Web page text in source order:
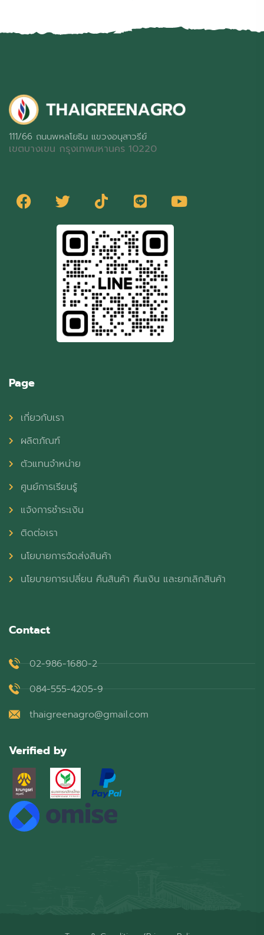
111/66 ถนนพหลโยธิน แขวงอนุสาวรีย์
เขตบางเขน กรุงเทพมหานคร 10220
Page
เกี่ยวกับเรา
ผลิตภัณฑ์
ตัวแทนจำหน่าย
ศูนย์การเรียนรู้
แจ้งการชำระเงิน
ติดต่อเรา
นโยบายการจัดส่งสินค้า
นโยบายการเปลี่ยน คืนสินค้า คืนเงิน และยกเลิกสินค้า
Contact
02-986-1680-2
084-555-4205-9
thaigreenagro@gmail.com
Verified by